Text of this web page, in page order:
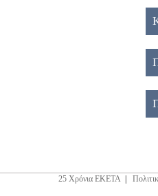
25 Χρόνια ΕΚΕΤΑ